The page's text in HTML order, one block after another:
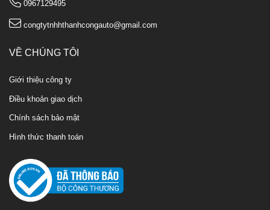
0967129495
congtytnhhthanhcongauto@gmail.com
VỀ CHÚNG TÔI
Giới thiệu công ty
Điều khoản giao dịch
Chính sách bảo mật
Hình thức thanh toán